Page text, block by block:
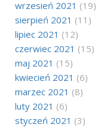
wrzesień 2021 (19)
sierpień 2021 (11)
lipiec 2021 (12)
czerwiec 2021 (15)
maj 2021 (15)
kwiecień 2021 (6)
marzec 2021 (8)
luty 2021 (6)
styczeń 2021 (3)